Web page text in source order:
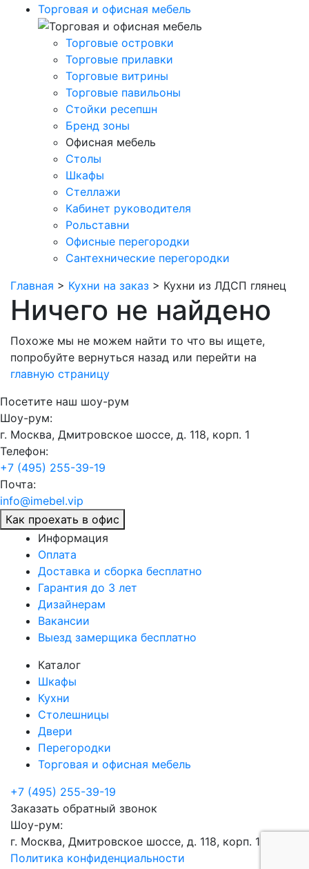
Торговая и офисная мебель
Торговые островки
Торговые прилавки
Торговые витрины
Торговые павильоны
Стойки ресепшн
Бренд зоны
Офисная мебель
Столы
Шкафы
Стеллажи
Кабинет руководителя
Рольставни
Офисные перегородки
Сантехнические перегородки
Главная > Кухни на заказ > Кухни из ЛДСП глянец
Ничего не найдено
Похоже мы не можем найти то что вы ищете,
попробуйте вернуться назад или перейти на
главную страницу
Посетите наш шоу-рум
Шоу-рум:
г. Москва, Дмитровское шоссе, д. 118, корп. 1
Телефон:
+7 (495) 255-39-19
Почта:
info@imebel.vip
Как проехать в офис
Информация
Оплата
Доставка и сборка бесплатно
Гарантия до 3 лет
Дизайнерам
Вакансии
Выезд замерщика бесплатно
Каталог
Шкафы
Кухни
Столешницы
Двери
Перегородки
Торговая и офисная мебель
+7 (495) 255-39-19
Заказать обратный звонок
Шоу-рум:
г. Москва, Дмитровское шоссе, д. 118, корп. 1
Политика конфиденциальности